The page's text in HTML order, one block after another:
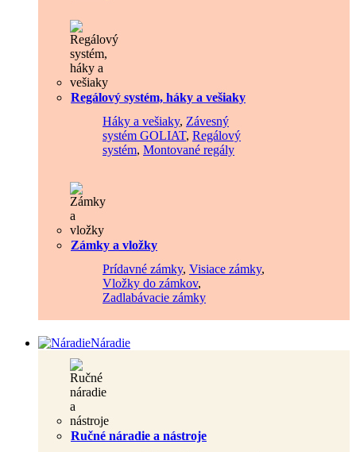
Regálový systém, háky a vešiaky
Háky a vešiaky, Závesný
systém GOLIAT, Regálový
systém, Montované regály
Zámky a vložky
Prídavné zámky, Visiace zámky,
Vložky do zámkov,
Zadlabávacie zámky
Náradie
Ručné náradie a nástroje